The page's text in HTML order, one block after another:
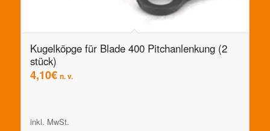
Kugelköpge für Blade 400 Pitchanlenkung (2
stück)
4,10€ n. v.
inkl. MwSt.